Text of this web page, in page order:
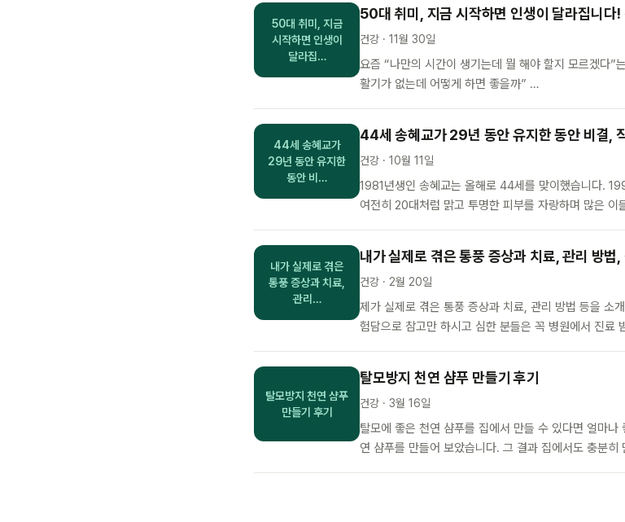
50대 취미, 지금
시작하면 인생이
달라집…
50대 취미, 지금 시작하면 인생이 달라집니다!
건강 · 11월 30일
요즘 “나만의 시간이 생기는데 뭘 해야 할지 모르겠다”
활기가 없는데 어떻게 하면 좋을까” …
44세 송혜교가
29년 동안 유지한
동안 비…
44세 송혜교가 29년 동안 유지한 동안 비결,
건강 · 10월 11일
1981년생인 송혜교는 올해로 44세를 맞이했습니다.
여전히 20대처럼 맑고 투명한 피부를 자랑하며 많은
내가 실제로 겪은
통풍 증상과 치료,
관리…
내가 실제로 겪은 통풍 증상과 치료, 관리 방법,
건강 · 2월 20일
제가 실제로 겪은 통풍 증상과 치료, 관리 방법 등을 소
험담으로 참고만 하시고 심한 분들은 꼭 병원에서 진료
탈모방지 천연 샴푸
만들기 후기
탈모방지 천연 샴푸 만들기 후기
건강 · 3월 16일
탈모에 좋은 천연 샴푸를 집에서 만들 수 있다면 얼마
연 샴푸를 만들어 보았습니다. 그 결과 집에서도 충분